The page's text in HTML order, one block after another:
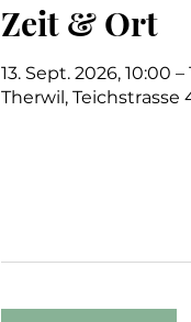
Zeit & Ort
13. Sept. 2026, 10:00 –
Therwil, Teichstrasse